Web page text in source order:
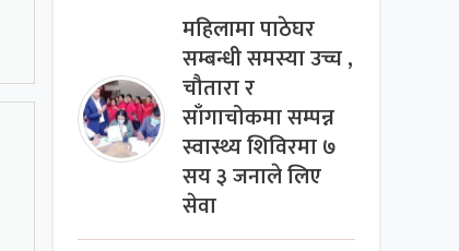
महिलामा पाठेघर
सम्बन्धी समस्या उच्च ,
चौतारा र
साँगाचोकमा सम्पन्न
स्वास्थ्य शिविरमा ७
सय ३ जनाले लिए
सेवा